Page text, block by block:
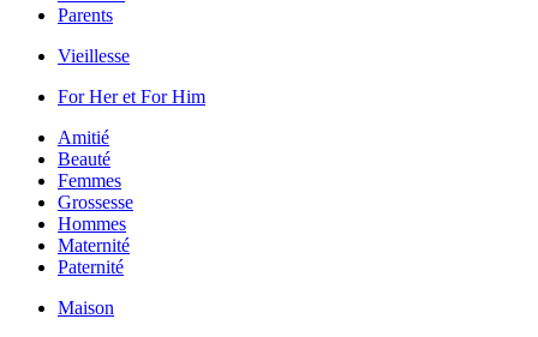
Parents
Vieillesse
For Her et For Him
Amitié
Beauté
Femmes
Grossesse
Hommes
Maternité
Paternité
Maison